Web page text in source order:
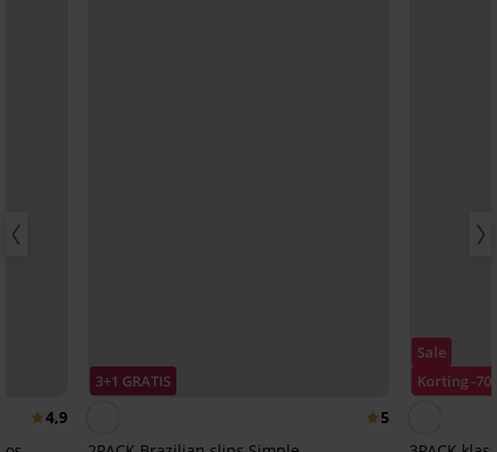
4,9
3+1 GRATIS
5
Sale
Korting -